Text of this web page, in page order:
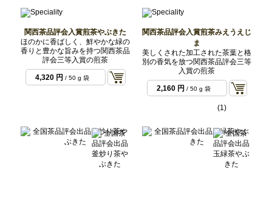
関西茶品評会入賞煎茶やぶきた
ほのかに香ばしく、鮮やかな緑の
香りと豊かな旨みを持つ関西茶品
評会三等入賞の煎茶
4,320 円 / 50 g 袋
関西茶品評会入賞煎茶みえうえじ
ま
美しくされた加工された茶葉と格
別の香気を放つ関西茶品評会三等
入賞の煎茶
2,160 円 / 50 g 袋
(1)